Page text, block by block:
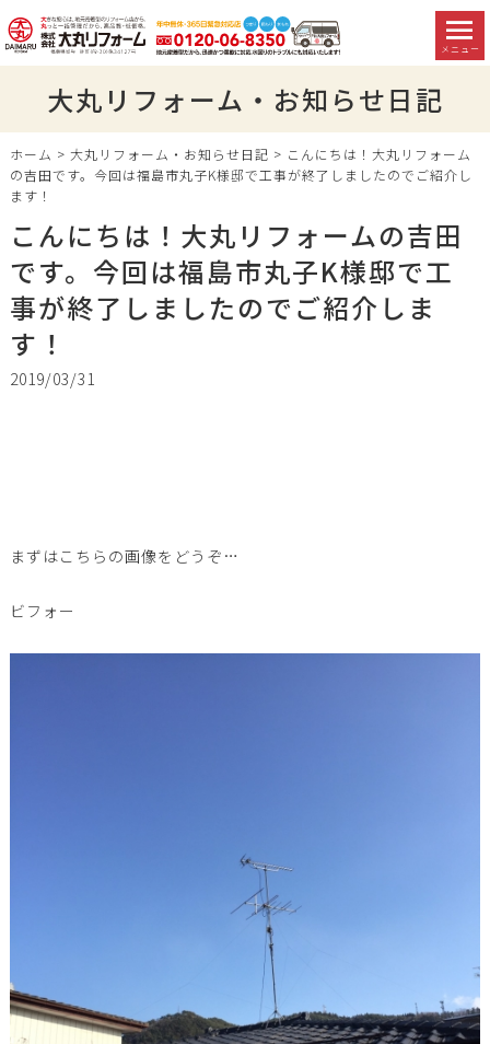
メニュー
大丸リフォーム・お知らせ日記
ホーム > 大丸リフォーム・お知らせ日記 > こんにちは！大丸リフォーム
の吉田です。今回は福島市丸子K様邸で工事が終了しましたのでご紹介し
ます！
こんにちは！大丸リフォームの吉田
です。今回は福島市丸子K様邸で工
事が終了しましたのでご紹介しま
す！
2019/03/31
まずはこちらの画像をどうぞ…
ビフォー